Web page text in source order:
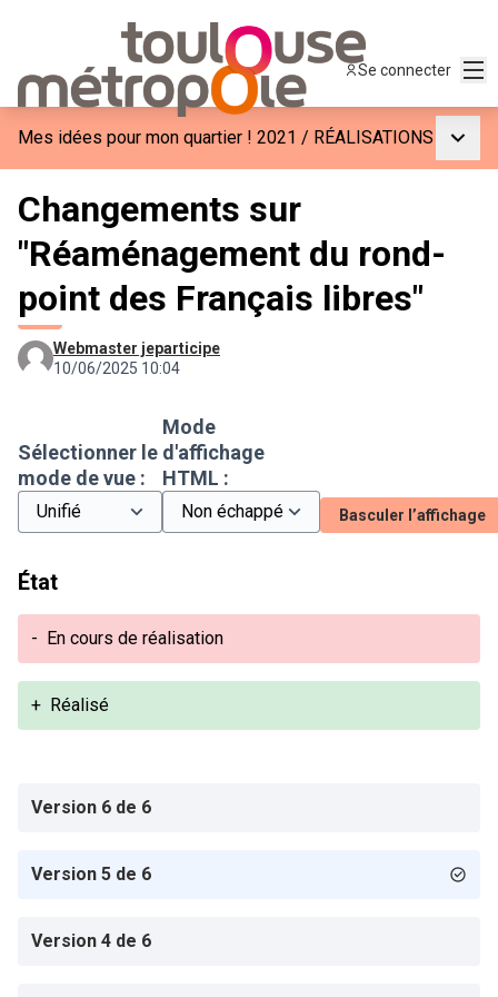
Se connecter
Mes idées pour mon quartier ! 2021 / RÉALISATIONS
Changements sur
"Réaménagement du rond-
point des Français libres"
Webmaster jeparticipe
10/06/2025 10:04
Sélectionner le
mode de vue :
Mode
d'affichage
HTML :
Basculer l’affichage
État
- En cours de réalisation
+ Réalisé
Version 6 de 6
Version 5 de 6
Version 4 de 6